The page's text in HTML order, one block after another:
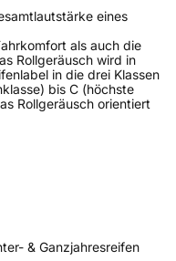
eines
als auch die
Rollgeräusch wird in
in die drei Klassen
bis C (höchste
Rollgeräusch orientiert
& Ganzjahresreifen